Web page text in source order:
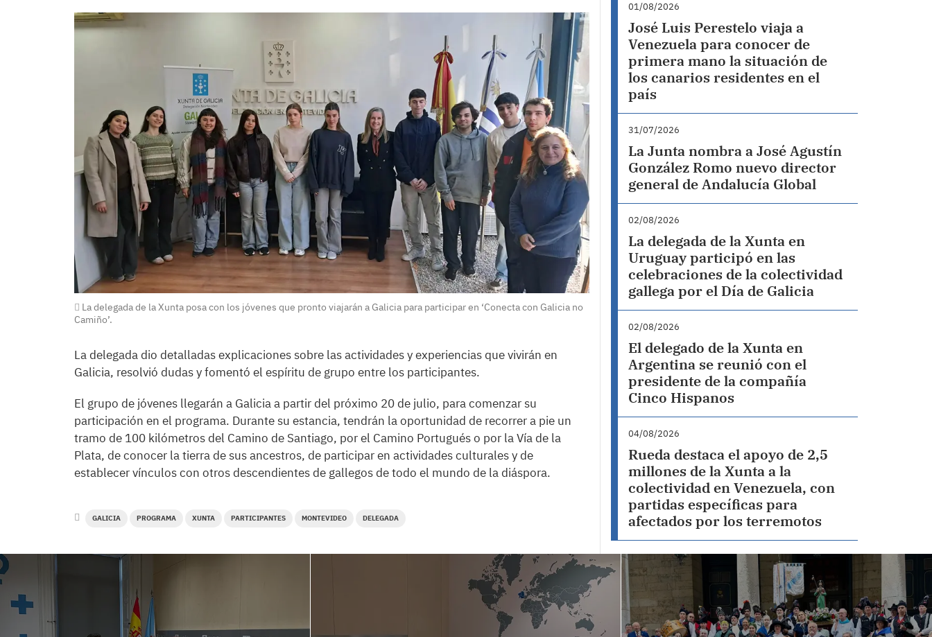
La delegada de la Xunta posa con los jóvenes que pronto viajarán a Galicia para participar en ‘Conecta con Galicia no
Camiño’.
La delegada dio detalladas explicaciones sobre las actividades y experiencias que vivirán en
Galicia, resolvió dudas y fomentó el espíritu de grupo entre los participantes.
El grupo de jóvenes llegarán a Galicia a partir del próximo 20 de julio, para comenzar su
participación en el programa. Durante su estancia, tendrán la oportunidad de recorrer a pie un
tramo de 100 kilómetros del Camino de Santiago, por el Camino Portugués o por la Vía de la
Plata, de conocer la tierra de sus ancestros, de participar en actividades culturales y de
establecer vínculos con otros descendientes de gallegos de todo el mundo de la diáspora.
GALICIA PROGRAMA XUNTA PARTICIPANTES MONTEVIDEO DELEGADA
01/08/2026
José Luis Perestelo viaja a
Venezuela para conocer de
primera mano la situación de
los canarios residentes en el
país
31/07/2026
La Junta nombra a José Agustín
González Romo nuevo director
general de Andalucía Global
02/08/2026
La delegada de la Xunta en
Uruguay participó en las
celebraciones de la colectividad
gallega por el Día de Galicia
02/08/2026
El delegado de la Xunta en
Argentina se reunió con el
presidente de la compañía
Cinco Hispanos
04/08/2026
Rueda destaca el apoyo de 2,5
millones de la Xunta a la
colectividad en Venezuela, con
partidas específicas para
afectados por los terremotos